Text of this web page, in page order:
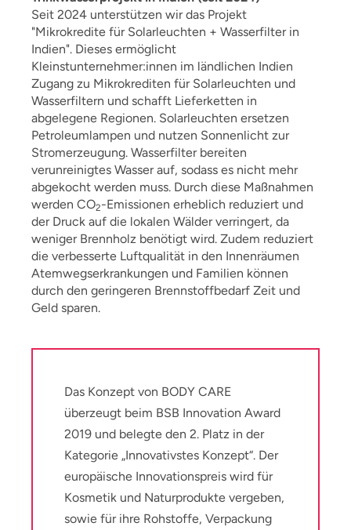
Seit 2024 unterstützen wir das Projekt
"Mikrokredite für Solarleuchten + Wasserfilter in
Indien". Dieses ermöglicht
Kleinstunternehmer:innen im ländlichen Indien
Zugang zu Mikrokrediten für Solarleuchten und
Wasserfiltern und schafft Lieferketten in
abgelegene Regionen. Solarleuchten ersetzen
Petroleumlampen und nutzen Sonnenlicht zur
Stromerzeugung. Wasserfilter bereiten
verunreinigtes Wasser auf, sodass es nicht mehr
abgekocht werden muss. Durch diese Maßnahmen
werden CO2-Emissionen erheblich reduziert und
der Druck auf die lokalen Wälder verringert, da
weniger Brennholz benötigt wird. Zudem reduziert
die verbesserte Luftqualität in den Innenräumen
Atemwegserkrankungen und Familien können
durch den geringeren Brennstoffbedarf Zeit und
Geld sparen.
Das Konzept von BODY CARE
überzeugt beim BSB Innovation Award
2019 und belegte den 2. Platz in der
Kategorie „Innovativstes Konzept“. Der
europäische Innovationspreis wird für
Kosmetik und Naturprodukte vergeben,
sowie für ihre Rohstoffe, Verpackung